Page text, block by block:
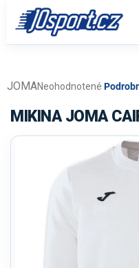
obsah
Priemerné
produktu
je
0,0
Neohodnotené
JOMA
MIKINA JOMA